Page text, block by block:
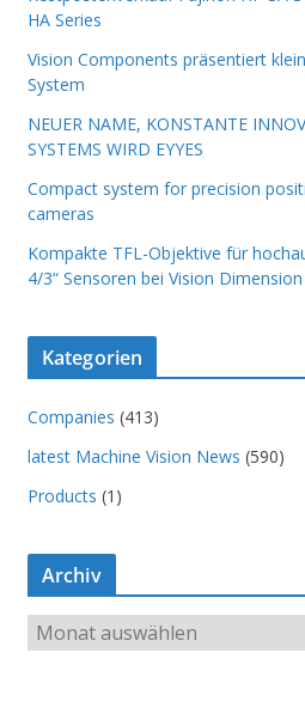
HA Series
Vision Components präsentiert
System
NEUER NAME, KONSTANTE
SYSTEMS WIRD EYYES
Compact system for precision
cameras
Kompakte TFL-Objektive für
4/3“ Sensoren bei Vision Dimension
Kategorien
Companies (413)
latest Machine Vision News (590)
Products (1)
Archiv
r